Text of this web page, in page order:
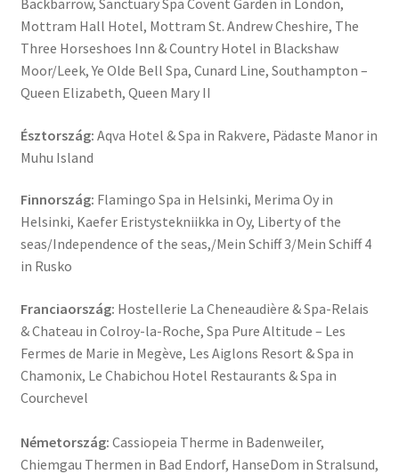
Mottram Hall Hotel, Mottram St. Andrew Cheshire, The
Three Horseshoes Inn & Country Hotel in Blackshaw
Moor/Leek, Ye Olde Bell Spa, Cunard Line, Southampton –
Queen Elizabeth, Queen Mary II
Észtország: Aqva Hotel & Spa in Rakvere, Pädaste Manor in
Muhu Island
Finnország: Flamingo Spa in Helsinki, Merima Oy in
Helsinki, Kaefer Eristystekniikka in Oy, Liberty of the
seas/Independence of the seas,/Mein Schiff 3/Mein Schiff 4
in Rusko
Franciaország: Hostellerie La Cheneaudière & Spa-Relais
& Chateau in Colroy-la-Roche, Spa Pure Altitude – Les
Fermes de Marie in Megève, Les Aiglons Resort & Spa in
Chamonix, Le Chabichou Hotel Restaurants & Spa in
Courchevel
Németország: Cassiopeia Therme in Badenweiler,
Chiemgau Thermen in Bad Endorf, HanseDom in Stralsund,